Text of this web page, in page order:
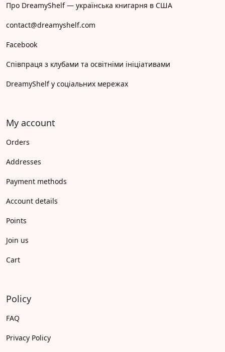
Про DreamyShelf — українська книгарня в США
contact@dreamyshelf.com
Facebook
Співпраця з клубами та освітніми ініціативами
DreamyShelf у соціальних мережах
My account
Orders
Addresses
Payment methods
Account details
Points
Join us
Cart
Policy
FAQ
Privacy Policy